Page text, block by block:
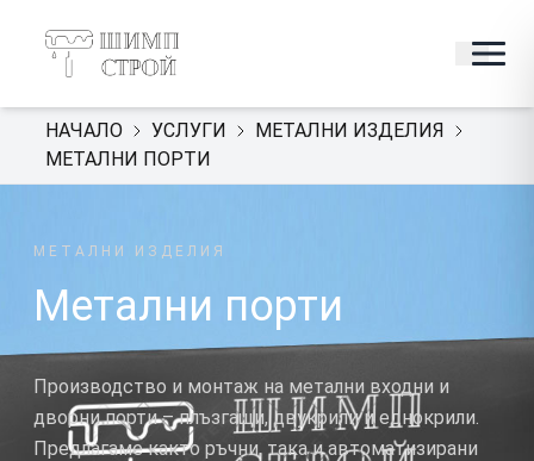
НАЧАЛО УСЛУГИ
МЕТАЛНИ ИЗДЕЛИЯ
МЕТАЛНИ ПОРТИ
МЕТАЛНИ ИЗДЕЛИЯ
Метални порти
Производство и монтаж на метални входни и
дворни порти – плъзгащи, двукрили и еднокрили.
Предлагаме както ръчни, така и автоматизирани